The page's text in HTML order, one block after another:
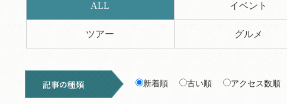
ALL イベント
ツアー グルメ
新着順 古い順 アクセス数順